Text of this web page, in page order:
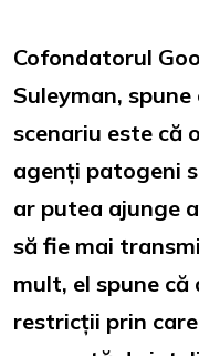
Cofondatorul
Suleyman,
scenariu este că
agenți patogeni
ar putea ajunge
să fie mai
mult, el spune
restricții prin